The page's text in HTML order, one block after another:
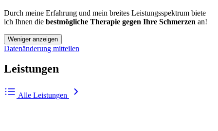
Durch meine Erfahrung und mein breites Leistungsspektrum biete
ich Ihnen die bestmögliche Therapie gegen Ihre Schmerzen an!
Weniger anzeigen
Datenänderung mitteilen
Leistungen
Alle Leistungen